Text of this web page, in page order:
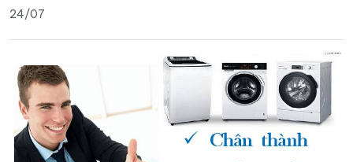
24/07